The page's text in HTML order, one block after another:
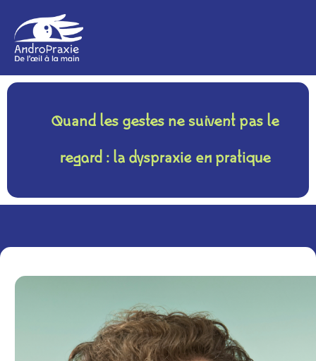
Quand les gestes ne suivent pas le
regard : la dyspraxie en pratique